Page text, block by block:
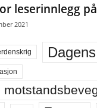
leserinnlegg
2021